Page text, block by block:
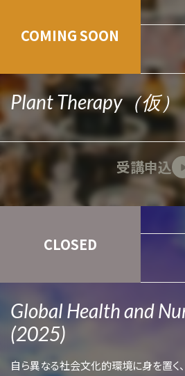
COMING SOON
Plant Therapy（仮）
受講申込
CLOSED
Global Health and
(2025)
自ら異なる社会文化的環境に身を置く